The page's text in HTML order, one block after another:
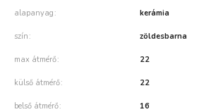
alapanyag kerámia
szín zöldesbarna
max átmérő 22
külső átmérő 22
belső átmérő 16